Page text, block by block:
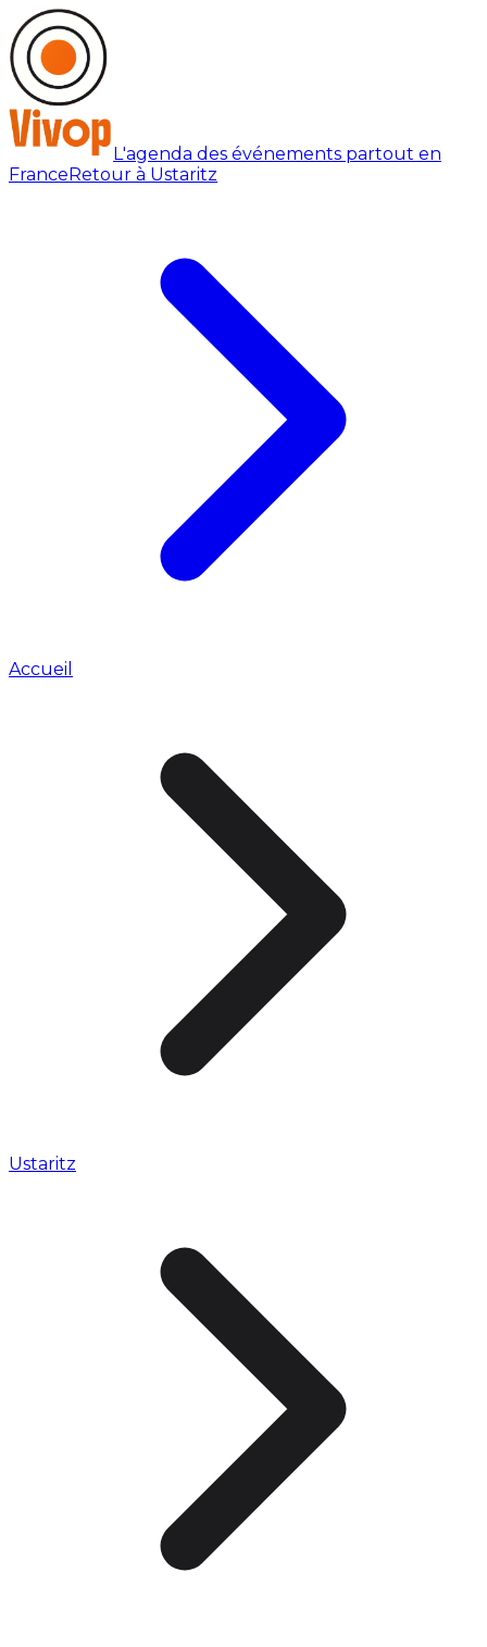
L'agenda des événements partout en
FranceRetour à Ustaritz
Accueil
Ustaritz